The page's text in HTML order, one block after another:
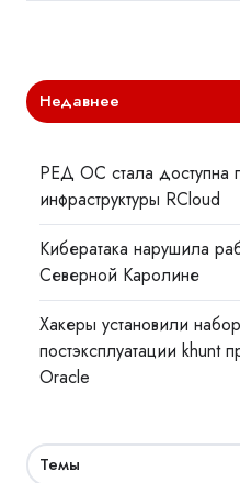
Недавнее
РЕД ОС стала доступна
инфраструктуры RCloud
Кибератака нарушила
Северной Каролине
Хакеры установили
постэксплуатации khunt
Oracle
Темы